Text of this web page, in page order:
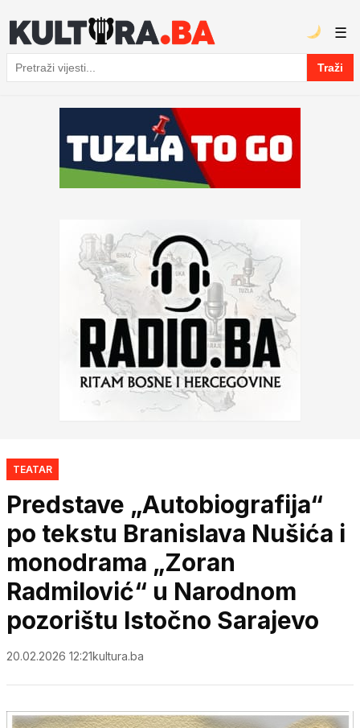
Pretraga
Traži
☰
TEATAR
Predstave „Autobiografija“
po tekstu Branislava Nušića i
monodrama „Zoran
Radmilović“ u Narodnom
pozorištu Istočno Sarajevo
20.02.2026 12:21kultura.ba